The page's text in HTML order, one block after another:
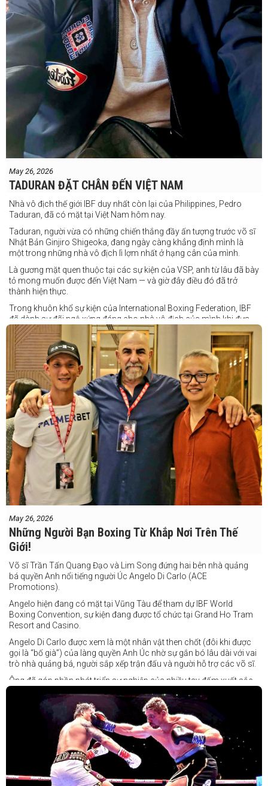
May 26, 2026
TADURAN ĐẶT CHÂN ĐẾN VIỆT NAM
Nhà vô địch thế giới IBF duy nhất còn lại của Philippines, Pedro
Taduran, đã có mặt tại Việt Nam hôm nay.
Taduran, người vừa có những chiến thắng đầy ấn tượng trước võ sĩ
Nhật Bản Ginjiro Shigeoka, đang ngày càng khẳng định mình là
một trong những nhà vô địch lì lợm nhất ở hạng cân của mình.
Là gương mặt quen thuộc tại các sự kiện của VSP, anh từ lâu đã bày
tỏ mong muốn được đến Việt Nam — và giờ đây điều đó đã trở
thành hiện thực.
Trong khuôn khổ sự kiện của International Boxing Federation, IBF
đã dành sự đãi ngộ xứng đáng cho nhà vô địch của mình khi đưa
Taduran đến Việt Nam bằng vé hạng thương gia.
Một chuyến đi hoàn toàn xứng đáng cho một “chiến binh đường xa”
thực thụ
May 26, 2026
Những Người Bạn Boxing Từ Khắp Nơi Trên Thế
Giới!
Võ sĩ Trần Tấn Quang Đạo và Lim Song đứng hai bên nhà quảng
bá quyền Anh nổi tiếng người Úc Angelo Di Carlo (ACE
Promotions).
Angelo hiện đang có mặt tại Vũng Tàu để tham dự IBF World
Boxing Convention, sự kiện đang được tổ chức tại Grand Ho Tram
Resort and Casino.
Angelo Di Carlo được xem là một nhân vật then chốt (đôi khi được
gọi là “bố già”) của làng quyền Anh Úc nhờ sự gắn bó lâu dài với vai
trò nhà quảng bá, người sắp xếp trận đấu và người hỗ trợ các võ sĩ.
Ông đã góp phần phát triển sự nghiệp của nhiều tay đấm xuất sắc,